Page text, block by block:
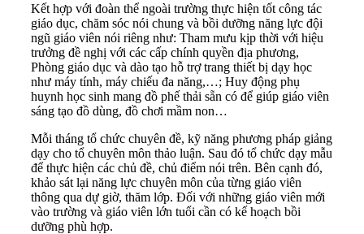
Kết hợp với đoàn thể ngoài trường thực hiện tốt công tác
giáo dục, chăm sóc nói chung và bồi dưỡng năng lực đội
ngũ giáo viên nói riêng như: Tham mưu kịp thời với hiệu
trưởng đề nghị với các cấp chính quyền địa phương,
Phòng giáo dục và dào tạo hỗ trợ trang thiết bị dạy học
như máy tính, máy chiếu đa năng,…; Huy động phụ
huynh học sinh mang đồ phế thải sẵn có để giúp giáo viên
sáng tạo đồ dùng, đồ chơi mầm non…
Mỗi tháng tổ chức chuyên đề, kỹ năng phương pháp giảng
dạy cho tổ chuyên môn thảo luận. Sau đó tổ chức dạy mẫu
để thực hiện các chủ đề, chủ điểm nói trên. Bên cạnh đó,
khảo sát lại năng lực chuyên môn của từng giáo viên
thông qua dự giờ, thăm lớp. Đối với những giáo viên mới
vào trường và giáo viên lớn tuổi cần có kế hoạch bồi
dưỡng phù hợp.